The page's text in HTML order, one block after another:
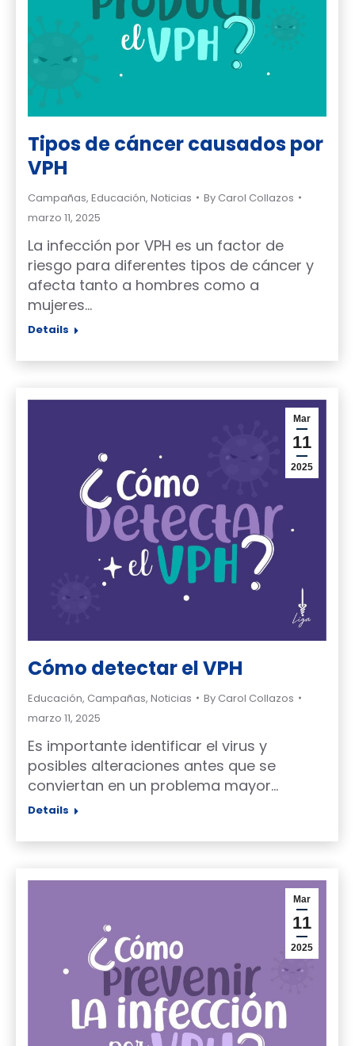
Tipos de cáncer causados por
VPH
Campañas, Educación, Noticias By Carol Collazos
marzo 11, 2025
La infección por VPH es un factor de
riesgo para diferentes tipos de cáncer y
afecta tanto a hombres como a
mujeres…
Details
Mar
11
2025
Cómo detectar el VPH
Educación, Campañas, Noticias By Carol Collazos
marzo 11, 2025
Es importante identificar el virus y
posibles alteraciones antes que se
conviertan en un problema mayor…
Details
Mar
11
2025